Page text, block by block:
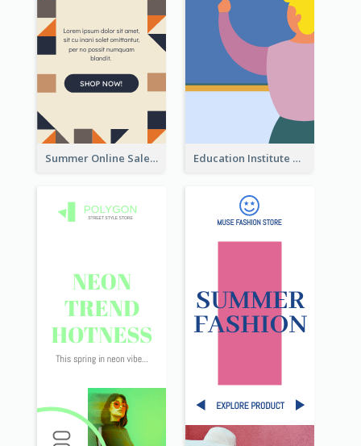
Summer Online Sale Skyscraper Banner Education Institute Registration Wide Skyscraper Banner